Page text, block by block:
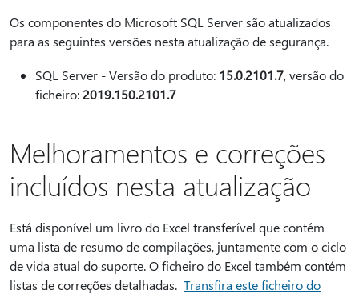
Os componentes do Microsoft SQL Server são atualizados
para as seguintes versões nesta atualização de segurança.
SQL Server - Versão do produto: 15.0.2101.7, versão do
ficheiro: 2019.150.2101.7
Melhoramentos e correções
incluídos nesta atualização
Está disponível um livro do Excel transferível que contém
uma lista de resumo de compilações, juntamente com o ciclo
de vida atual do suporte. O ficheiro do Excel também contém
listas de correções detalhadas. Transfira este ficheiro do